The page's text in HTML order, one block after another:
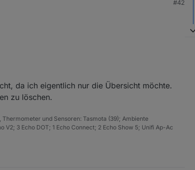
#42
da ich eigentlich nur die Übersicht möchte.
zu löschen.
und Sensoren: Tasmota (39); Ambiente
V2; 3 Echo DOT; 1 Echo Connect; 2 Echo Show 5; Unifi Ap-Ac